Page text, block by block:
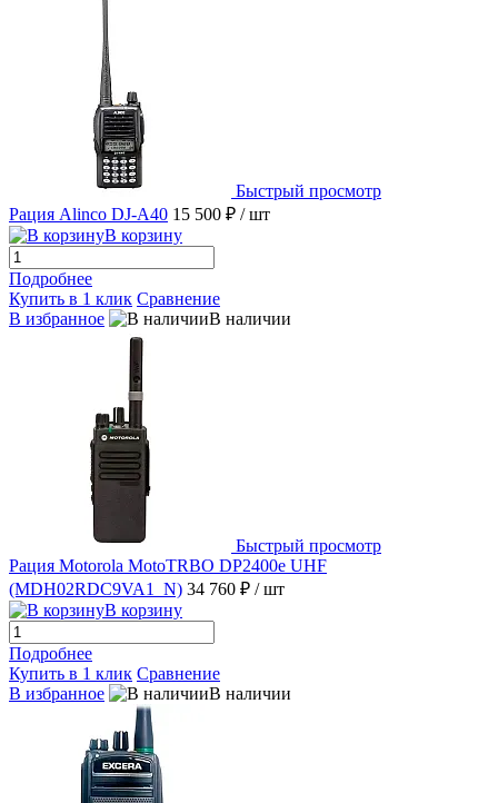
Быстрый просмотр
Рация Alinco DJ-A40 15 500 ₽ / шт
В корзину
Подробнее
Купить в 1 клик Сравнение
В избранное
В наличии
Быстрый просмотр
Рация Motorola MotoTRBO DP2400e UHF
(MDH02RDC9VA1_N) 34 760 ₽ / шт
В корзину
Подробнее
Купить в 1 клик Сравнение
В избранное
В наличии